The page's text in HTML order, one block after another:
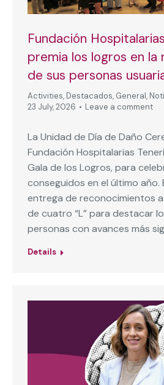
Fundación
premia los logros en la
de sus personas
Activities, Destacados, General,
23 July, 2026
Leave a comment
La Unidad de Día de Daño
Fundación Hospitalarias
Gala de los Logros, para
conseguidos en el último año.
entrega de reconocimientos
de cuatro “L” para destacar
personas con avances más
Details